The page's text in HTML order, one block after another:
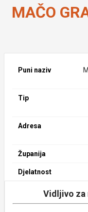
MAČO
Puni naziv
Tip
Adresa
Županija
Djelatnost
Vidljivo